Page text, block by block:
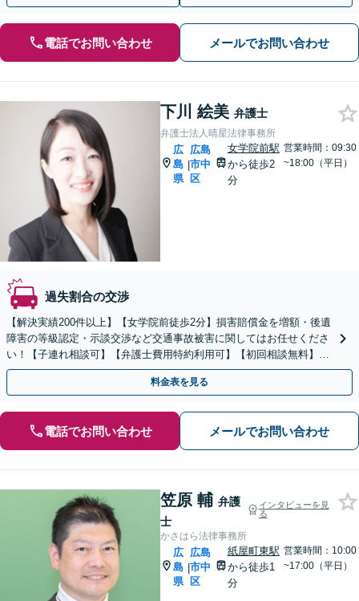
電話でお問い合わせ メールでお問い合わせ
下川 絵美 弁護士
弁護士法人晴星法律事務所
広
島
県
|
広島
市中
区
女学院前駅
から徒歩2
分
営業時間：09:30
~18:00（平日）
過失割合の交渉
【解決実績200件以上】【女学院前徒歩2分】損害賠償金を増額・後遺
障害の等級認定・示談交渉など交通事故被害に関してはお任せくださ
い！【子連れ相談可】【弁護士費用特約利用可】【初回相談無料】セ
カンドオピニオンのご相談も承ります
料金表を見る
電話でお問い合わせ メールでお問い合わせ
笠原 輔 弁護
士
インタビューを見
る
かさはら法律事務所
広
島
県
|
広島
市中
区
紙屋町東駅
から徒歩1
分
営業時間：10:00
~17:00（平日）